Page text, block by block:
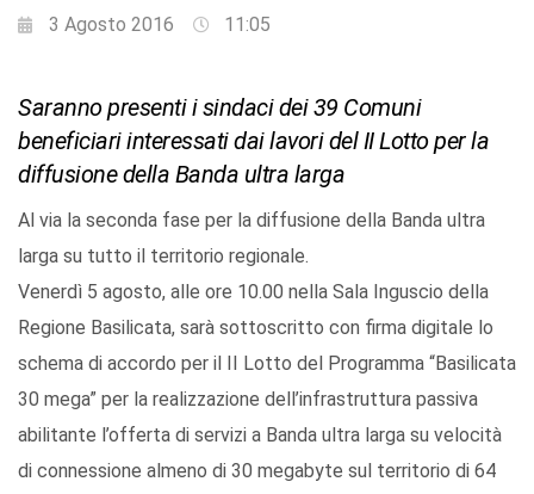
3 Agosto 2016 11:05
Saranno presenti i sindaci dei 39 Comuni
beneficiari interessati dai lavori del II Lotto per la
diffusione della Banda ultra larga
Al via la seconda fase per la diffusione della Banda ultra
larga su tutto il territorio regionale.
Venerdì 5 agosto, alle ore 10.00 nella Sala Inguscio della
Regione Basilicata, sarà sottoscritto con firma digitale lo
schema di accordo per il II Lotto del Programma “Basilicata
30 mega” per la realizzazione dell’infrastruttura passiva
abilitante l’offerta di servizi a Banda ultra larga su velocità
di connessione almeno di 30 megabyte sul territorio di 64